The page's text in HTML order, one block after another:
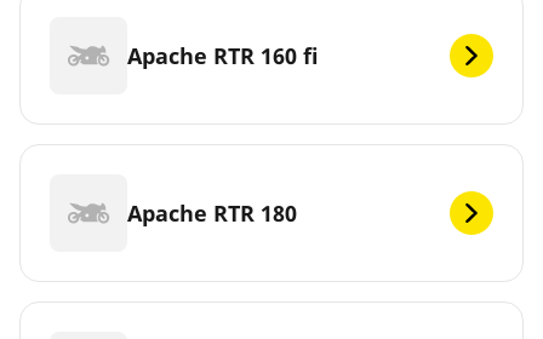
Apache RTR 160 fi
Apache RTR 180